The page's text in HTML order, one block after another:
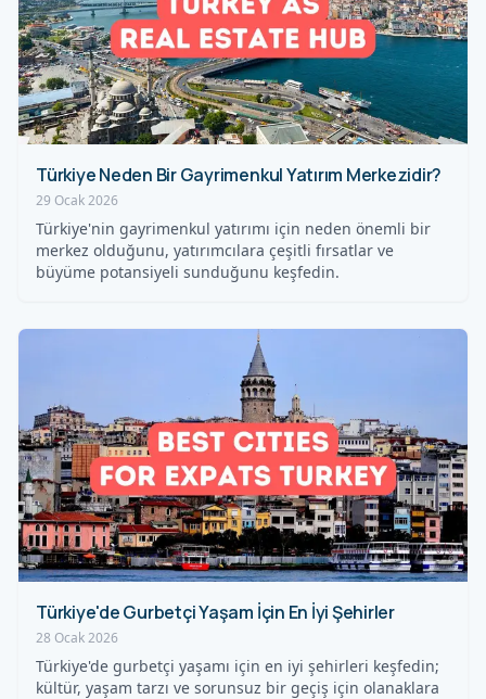
Türkiye Neden Bir Gayrimenkul Yatırım Merkezidir?
29 Ocak 2026
Türkiye'nin gayrimenkul yatırımı için neden önemli bir
merkez olduğunu, yatırımcılara çeşitli fırsatlar ve
büyüme potansiyeli sunduğunu keşfedin.
Türkiye'de Gurbetçi Yaşam İçin En İyi Şehirler
28 Ocak 2026
Türkiye'de gurbetçi yaşamı için en iyi şehirleri keşfedin;
kültür, yaşam tarzı ve sorunsuz bir geçiş için olanaklara